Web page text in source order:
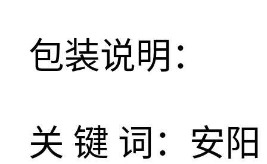
包装说明：
关 键 词：安阳